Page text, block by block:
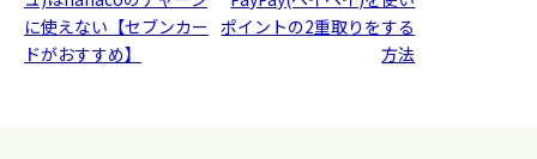
に使えない【セブンカー
ドがおすすめ】
ポイントの2重取りをする
方法